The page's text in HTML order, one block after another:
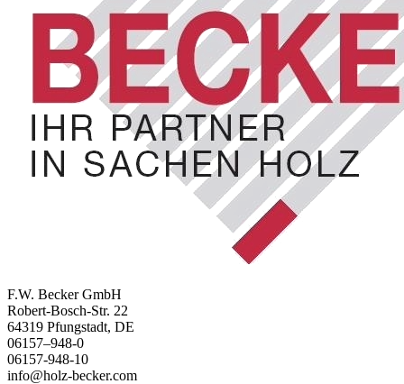
F.W. Becker GmbH
Robert-Bosch-Str. 22
64319 Pfungstadt, DE
06157–948-0
06157-948-10
info@holz-becker.com